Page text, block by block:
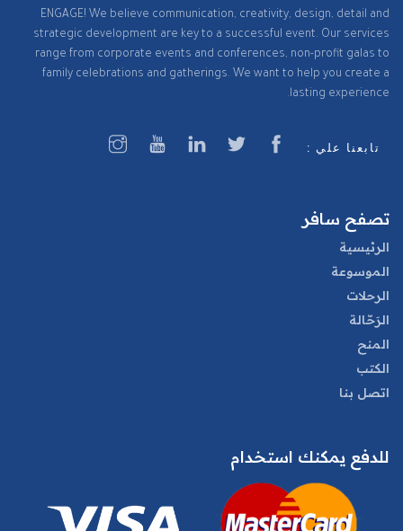
ENGAGE! We believe communication, creativity, design, detail and
strategic development are key to a successful event. Our services
range from corporate events and conferences, non-profit galas to
family celebrations and gatherings. We want to help you create a
lasting experience.
تابعنا علي :
تصفح سافر
الرئيسية
الموسوعة
الرحلات
الرَحّالة
المنح
الكتب
اتصل بنا
للدفع يمكنك استخدام